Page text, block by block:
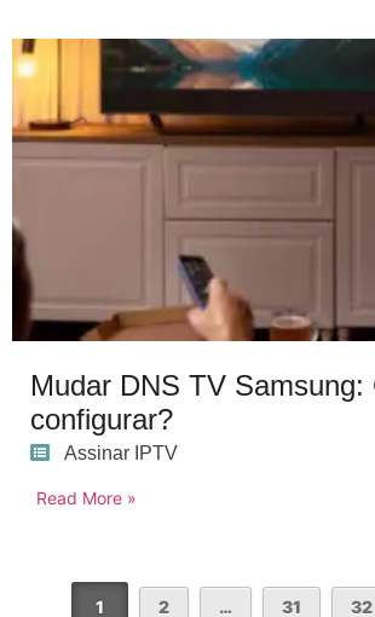
Mudar DNS TV Samsung:
configurar?
Assinar IPTV
Read More »
1 2 … 31 32